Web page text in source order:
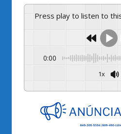
Press play to listen to
0:00
1x